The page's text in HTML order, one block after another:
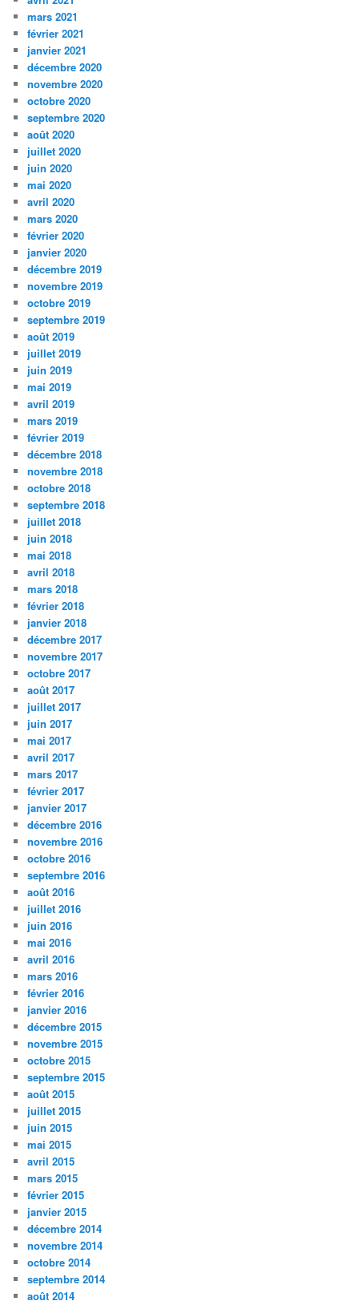
mars 2021
février 2021
janvier 2021
décembre 2020
novembre 2020
octobre 2020
septembre 2020
août 2020
juillet 2020
juin 2020
mai 2020
avril 2020
mars 2020
février 2020
janvier 2020
décembre 2019
novembre 2019
octobre 2019
septembre 2019
août 2019
juillet 2019
juin 2019
mai 2019
avril 2019
mars 2019
février 2019
décembre 2018
novembre 2018
octobre 2018
septembre 2018
juillet 2018
juin 2018
mai 2018
avril 2018
mars 2018
février 2018
janvier 2018
décembre 2017
novembre 2017
octobre 2017
août 2017
juillet 2017
juin 2017
mai 2017
avril 2017
mars 2017
février 2017
janvier 2017
décembre 2016
novembre 2016
octobre 2016
septembre 2016
août 2016
juillet 2016
juin 2016
mai 2016
avril 2016
mars 2016
février 2016
janvier 2016
décembre 2015
novembre 2015
octobre 2015
septembre 2015
août 2015
juillet 2015
juin 2015
mai 2015
avril 2015
mars 2015
février 2015
janvier 2015
décembre 2014
novembre 2014
octobre 2014
septembre 2014
août 2014